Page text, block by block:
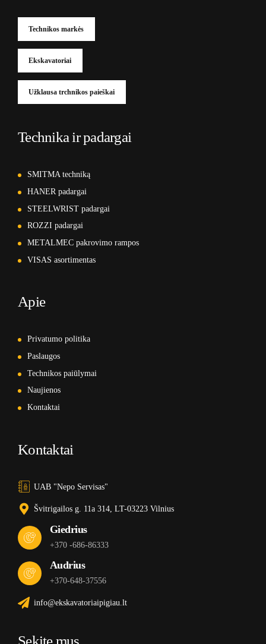
Technikos markės
Ekskavatoriai
Užklausa trchnikos paieškai
Technika ir padargai
SMITMA techniką
HANER padargai
STEELWRIST padargai
ROZZI padargai
METALMEC pakrovimo rampos
VISAS asortimentas
Apie
Privatumo politika
Paslaugos
Technikos paiūlymai
Naujienos
Kontaktai
Kontaktai
UAB "Nepo Servisas"
Švitrigailos g. 11a 314, LT-03223 Vilnius
Giedrius
+370 -686-86333
Audrius
+370-648-37556
info@ekskavatoriaipigiau.lt
Sekite mus